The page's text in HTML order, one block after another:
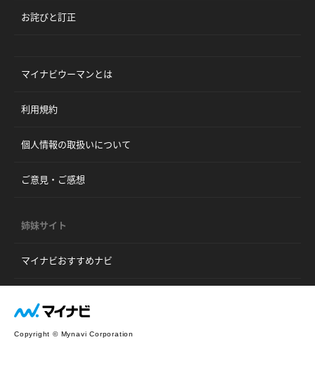
お詫びと訂正
マイナビウーマンとは
利用規約
個人情報の取扱いについて
ご意見・ご感想
姉妹サイト
マイナビおすすめナビ
Copyright © Mynavi Corporation